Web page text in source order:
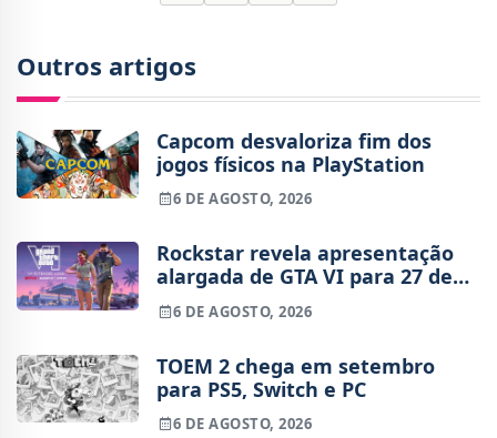
Outros artigos
Capcom desvaloriza fim dos
jogos físicos na PlayStation
6 DE AGOSTO, 2026
Rockstar revela apresentação
alargada de GTA VI para 27 de
agosto
6 DE AGOSTO, 2026
TOEM 2 chega em setembro
para PS5, Switch e PC
6 DE AGOSTO, 2026